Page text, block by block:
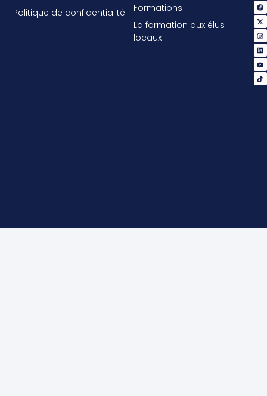
Formations
La formation aux élus
locaux
Politique de confidentialité